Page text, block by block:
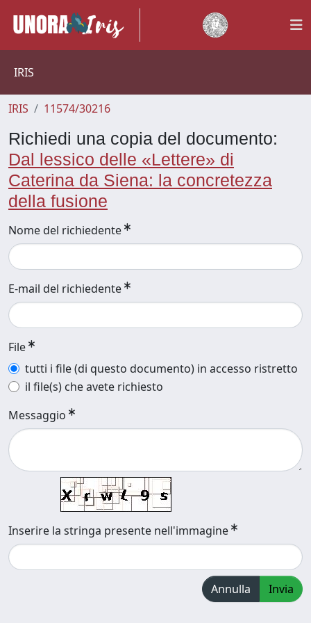
IRIS
IRIS 11574/30216
Richiedi una copia del documento:
Dal lessico delle «Lettere» di
Caterina da Siena: la concretezza
della fusione
Nome del richiedente
E-mail del richiedente
File
tutti i file (di questo documento) in accesso ristretto
il file(s) che avete richiesto
Messaggio
Inserire la stringa presente nell'immagine
Annulla Invia